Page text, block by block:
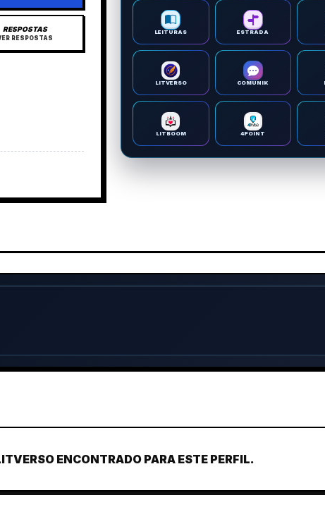
RESPOSTAS
RESPOSTAS
LEITURAS ESTRADA
LITVERSO COMUNIK
LITBOOM 4POINT
ENCONTRADO PARA ESTE PERFIL.